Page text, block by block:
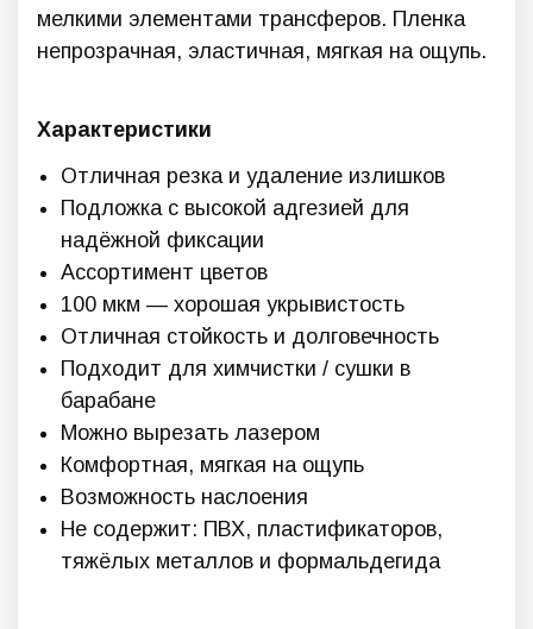
мелкими элементами трансферов. Пленка
непрозрачная, эластичная, мягкая на ощупь.
Характеристики
Отличная резка и удаление излишков
Подложка с высокой адгезией для
надёжной фиксации
Ассортимент цветов
100 мкм — хорошая укрывистость
Отличная стойкость и долговечность
Подходит для химчистки / сушки в
барабане
Можно вырезать лазером
Комфортная, мягкая на ощупь
Возможность наслоения
Не содержит: ПВХ, пластификаторов,
тяжёлых металлов и формальдегида